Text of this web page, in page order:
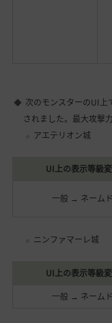
次のモンスターのUI上
されました。最大攻撃
アエテリオン城
UI上の表示等級
一般 → ネームド
ニンファマーレ城
UI上の表示等級
一般 → ネームド